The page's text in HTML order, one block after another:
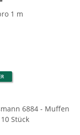
*
1 m